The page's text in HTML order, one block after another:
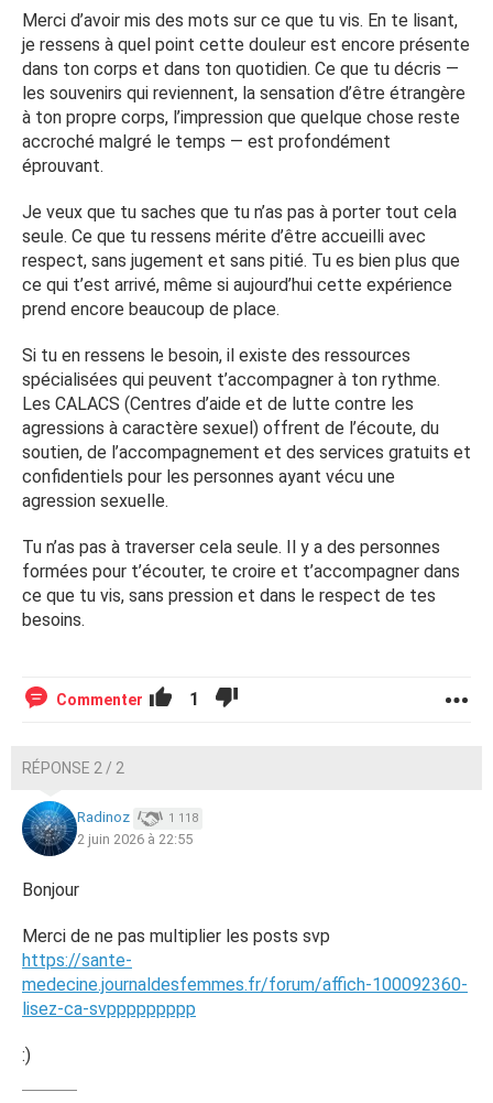
si ses mains ont disparu, il reste cette sensation, ce
souvenir dans le corps, cette impression que quelque
chose a été pris et ne reviendra jamais complètement.
Et je dois continuer avec ça. Vivre avec ça. Essayer
d’exister sans que ça prenne toute la place, même quand
ça revient sans prévenir
Merci d’avoir mis des mots sur ce que tu vis. En te lisant,
je ressens à quel point cette douleur est encore présente
dans ton corps et dans ton quotidien. Ce que tu décris —
les souvenirs qui reviennent, la sensation d’être étrangère
à ton propre corps, l’impression que quelque chose reste
accroché malgré le temps — est profondément
éprouvant.
Je veux que tu saches que tu n’as pas à porter tout cela
seule. Ce que tu ressens mérite d’être accueilli avec
respect, sans jugement et sans pitié. Tu es bien plus que
ce qui t’est arrivé, même si aujourd’hui cette expérience
prend encore beaucoup de place.
Si tu en ressens le besoin, il existe des ressources
spécialisées qui peuvent t’accompagner à ton rythme.
Les CALACS (Centres d’aide et de lutte contre les
agressions à caractère sexuel) offrent de l’écoute, du
soutien, de l’accompagnement et des services gratuits et
confidentiels pour les personnes ayant vécu une
agression sexuelle.
Tu n’as pas à traverser cela seule. Il y a des personnes
formées pour t’écouter, te croire et t’accompagner dans
ce que tu vis, sans pression et dans le respect de tes
besoins.
Commenter 1
RÉPONSE 2 / 2
Radinoz 1 118
2 juin 2026 à 22:55
Bonjour
Merci de ne pas multiplier les posts svp
https://sante-
medecine.journaldesfemmes.fr/forum/affich-100092360-
lisez-ca-svppppppppp
:)